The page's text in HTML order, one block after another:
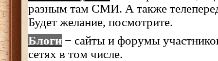
разным там СМИ. А также
Будет желание, посмотрите.
Блоги − сайты и форумы
сетях в том числе.